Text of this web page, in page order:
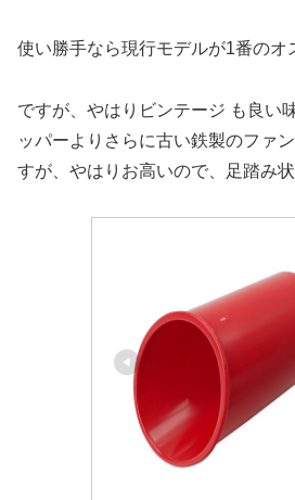
使い勝手なら現行モデルが1番のオ
ですが、やはりビンテージ も良い
ッパーよりさらに古い鉄製のファ
すが、やはりお高いので、足踏み